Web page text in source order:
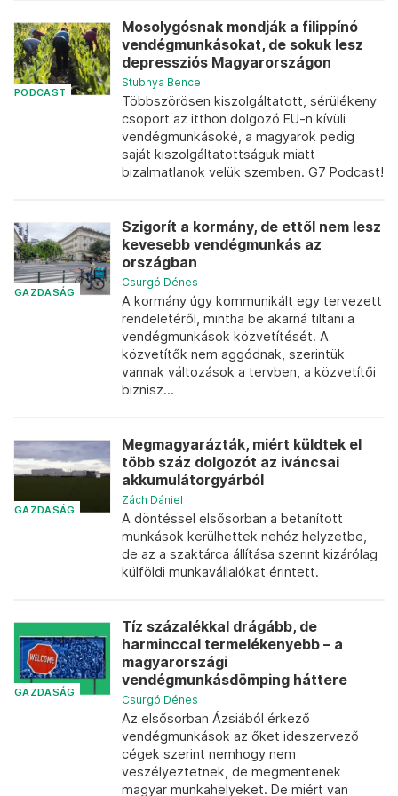
PODCAST
Mosolygósnak mondják a filippínó
vendégmunkásokat, de sokuk lesz
depressziós Magyarországon
Stubnya Bence
Többszörösen kiszolgáltatott, sérülékeny
csoport az itthon dolgozó EU-n kívüli
vendégmunkásoké, a magyarok pedig
saját kiszolgáltatottságuk miatt
bizalmatlanok velük szemben. G7 Podcast!
GAZDASÁG
Szigorít a kormány, de ettől nem lesz
kevesebb vendégmunkás az
országban
Csurgó Dénes
A kormány úgy kommunikált egy tervezett
rendeletéről, mintha be akarná tiltani a
vendégmunkások közvetítését. A
közvetítők nem aggódnak, szerintük
vannak változások a tervben, a közvetítői
biznisz...
GAZDASÁG
Megmagyarázták, miért küldtek el
több száz dolgozót az iváncsai
akkumulátorgyárból
Zách Dániel
A döntéssel elsősorban a betanított
munkások kerülhettek nehéz helyzetbe,
de az a szaktárca állítása szerint kizárólag
külföldi munkavállalókat érintett.
GAZDASÁG
Tíz százalékkal drágább, de
harminccal termelékenyebb – a
magyarországi
vendégmunkásdömping háttere
Csurgó Dénes
Az elsősorban Ázsiából érkező
vendégmunkások az őket ideszervező
cégek szerint nemhogy nem
veszélyeztetnek, de megmentenek
magyar munkahelyeket. De miért van